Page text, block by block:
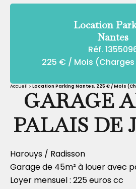
Location
Nantes
Réf.
225 € / Mois
Accueil Location Parking Nantes, 225 € / Mois
GARAGE
PALAIS DE
Harouys / Radisson
Garage de 45m² à louer avec
Loyer mensuel : 225 euros cc